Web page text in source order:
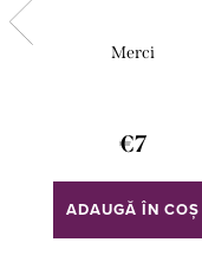
Merci
€7
ADAUGĂ ÎN COŞ